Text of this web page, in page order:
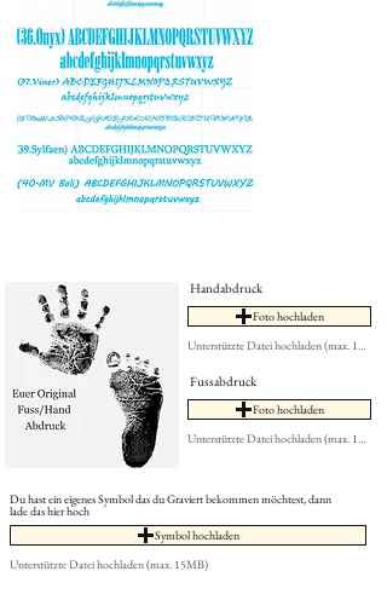
Handabdruck
Foto hochladen
Unterstützte Datei hochladen (max. 15MB)
Fussabdruck
Foto hochladen
Unterstützte Datei hochladen (max. 15MB)
Du hast ein eigenes Symbol das du Graviert bekommen möchtest, dann
lade das hier hoch
Symbol hochladen
Unterstützte Datei hochladen (max. 15MB)